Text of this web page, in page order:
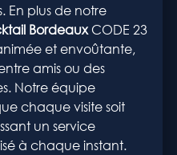
En plus de notre
Bordeaux CODE 23
et envoûtante,
amis ou des
Notre équipe
chaque visite soit
un service
à chaque instant.